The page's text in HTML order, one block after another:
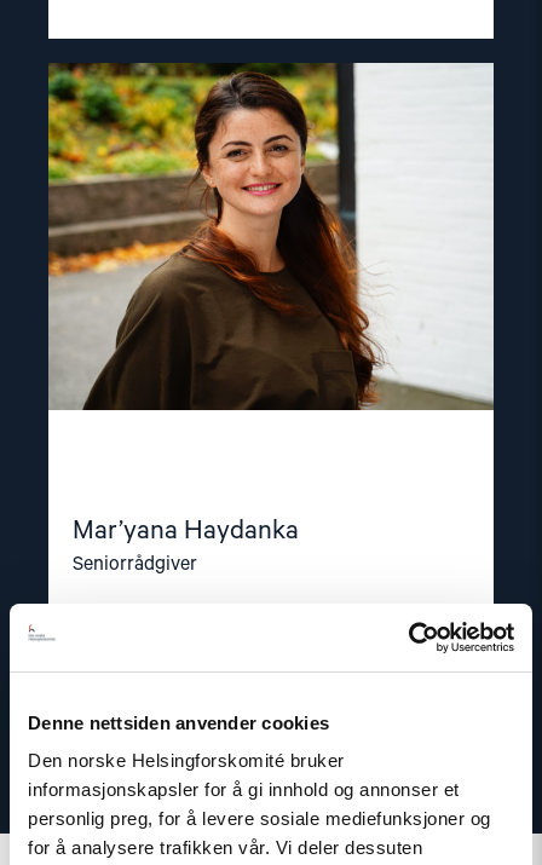
Denne nettsiden anvender cookies
Den norske Helsingforskomité bruker
informasjonskapsler for å gi innhold og annonser et
personlig preg, for å levere sosiale mediefunksjoner og
for å analysere trafikken vår. Vi deler dessuten
Mar’yana Haydanka
Seniorrådgiver
Read
article
"Mar’yana
Haydanka"